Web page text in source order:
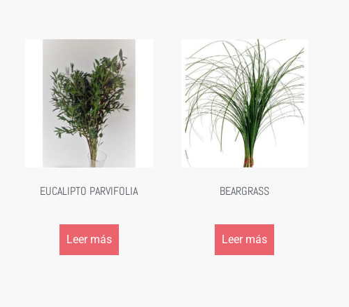
EUCALIPTO PARVIFOLIA
Leer más
BEARGRASS
Leer más